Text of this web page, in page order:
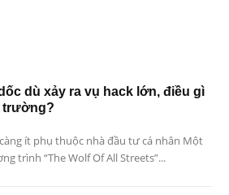
dù xảy ra vụ hack lớn, điều gì
trường?
ít phụ thuộc nhà đầu tư cá nhân Một
trình “The Wolf Of All Streets”...